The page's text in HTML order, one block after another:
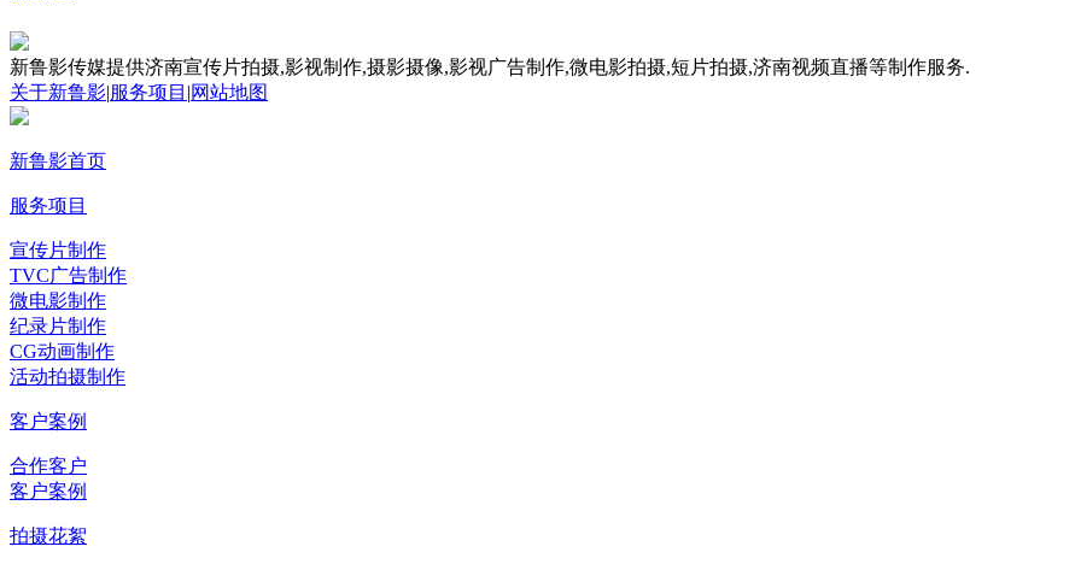
新鲁影传媒提供济南宣传片拍摄,影视制作,摄影摄像,影视广告制作,微电影拍摄,短片拍摄,济南视频直播等制作服务.
关于新鲁影|服务项目 |网站地图
新鲁影首页
服务项目
宣传片制作
TVC广告制作
微电影制作
纪录片制作
CG动画制作
活动拍摄制作
客户案例
合作客户
客户案例
拍摄花絮